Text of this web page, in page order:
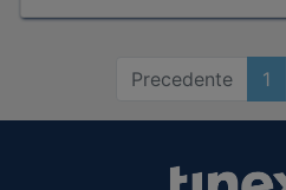
Precedente 1